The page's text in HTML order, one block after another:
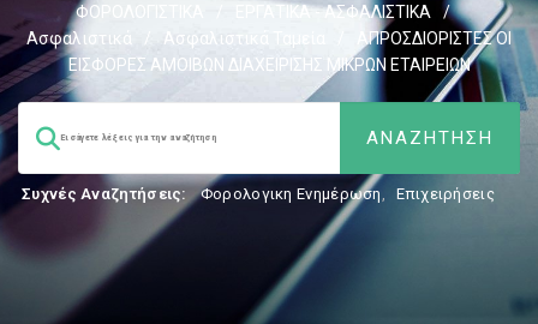
ΦΟΡΟΛΟΓΙΣΤΙΚΑ
ΕΡΓΑΤΙΚΑ - ΑΣΦΑΛΙΣΤΙΚΑ
/
Ασφαλιστικά
/ Ασφαλιστικά Ταμεία
ΑΠΡΟΣΔΙΟΡΙΣΤΕΣ ΟΙ
ΕΙΣΦΟΡΕΣ ΑΜΟΙΒΩΝ ΔΙΑΧΕΙΡΙΣΗΣ ΜΙΚΡΩΝ ΕΤΑΙΡΕΙΩΝ
Συχνές Αναζητήσεις: Φορολογικη Ενημέρωση, Επιχειρήσεις